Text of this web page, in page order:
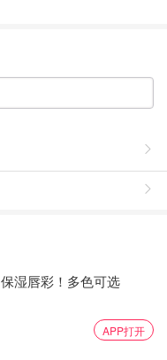
白菜：Burt's Bees 保湿唇彩！多色可选
APP打开